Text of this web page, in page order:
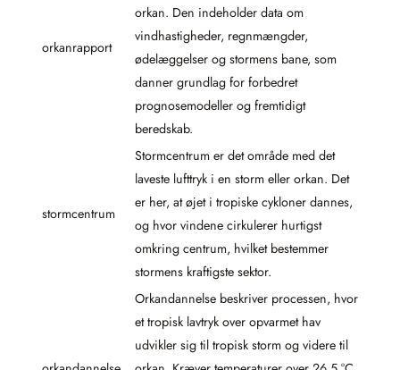
orkanrapport
orkan. Den indeholder data om
vindhastigheder, regnmængder,
ødelæggelser og stormens bane, som
danner grundlag for forbedret
prognosemodeller og fremtidigt
beredskab.
stormcentrum
Stormcentrum er det område med det
laveste lufttryk i en storm eller orkan. Det
er her, at øjet i tropiske cykloner dannes,
og hvor vindene cirkulerer hurtigst
omkring centrum, hvilket bestemmer
stormens kraftigste sektor.
Orkandannelse beskriver processen, hvor
et tropisk lavtryk over opvarmet hav
udvikler sig til tropisk storm og videre til